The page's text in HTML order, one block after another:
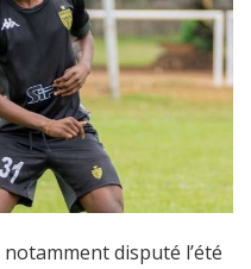
disputé l’été